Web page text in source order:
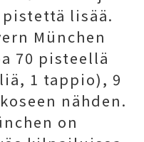
lisää.
München
70 pisteellä
1 tappio), 9
nähden.
on